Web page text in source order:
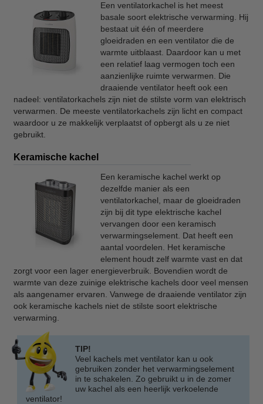
Een ventilatorkachel is het meest
basale soort elektrische verwarming. Hij
bestaat uit één of meerdere
gloeidraden en een ventilator die de
warmte uitblaast. Daardoor kan u met
een relatief laag vermogen toch een
aanzienlijke ruimte verwarmen. Die
draaiende ventilator heeft ook een
nadeel: ventilatorkachels zijn niet de stilste vorm van elektrisch
verwarmen. De meeste ventilatorkachels zijn licht en compact
waardoor u ze makkelijk verplaatst of opbergt als u ze niet
gebruikt.
Keramische kachel
Een keramische kachel werkt op
dezelfde manier als een
ventilatorkachel, maar de gloeidraden
zijn bij dit type elektrische kachel
vervangen door een keramisch
verwarmingselement. Dat heeft een
aantal voordelen. Het keramische
element houdt zelf warmte vast en dat
zorgt voor een lager energieverbruik. Bovendien wordt de
warmte van deze zuinige elektrische kachels door veel mensen
als aangenamer ervaren. Vanwege de draaiende ventilator zijn
ook keramische kachels niet de stilste soort elektrische
verwarming.
TIP!
Veel kachels met ventilator kan u ook
gebruiken zonder het verwarmingselement
in te schakelen. Zo gebruikt u in de zomer
uw kachel als een heerlijk verkoelende
ventilator!